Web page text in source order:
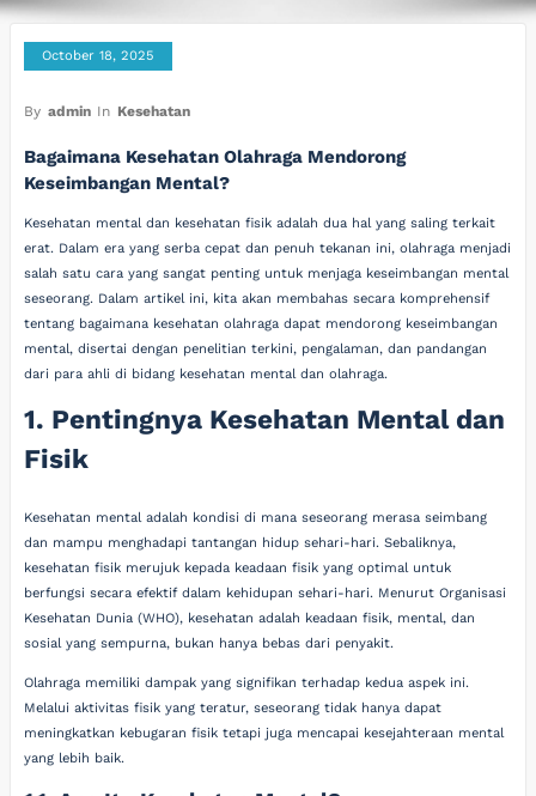
October 18, 2025
By admin In Kesehatan
Bagaimana Kesehatan Olahraga Mendorong
Keseimbangan Mental?
Kesehatan mental dan kesehatan fisik adalah dua hal yang saling terkait
erat. Dalam era yang serba cepat dan penuh tekanan ini, olahraga menjadi
salah satu cara yang sangat penting untuk menjaga keseimbangan mental
seseorang. Dalam artikel ini, kita akan membahas secara komprehensif
tentang bagaimana kesehatan olahraga dapat mendorong keseimbangan
mental, disertai dengan penelitian terkini, pengalaman, dan pandangan
dari para ahli di bidang kesehatan mental dan olahraga.
1. Pentingnya Kesehatan Mental dan
Fisik
Kesehatan mental adalah kondisi di mana seseorang merasa seimbang
dan mampu menghadapi tantangan hidup sehari-hari. Sebaliknya,
kesehatan fisik merujuk kepada keadaan fisik yang optimal untuk
berfungsi secara efektif dalam kehidupan sehari-hari. Menurut Organisasi
Kesehatan Dunia (WHO), kesehatan adalah keadaan fisik, mental, dan
sosial yang sempurna, bukan hanya bebas dari penyakit.
Olahraga memiliki dampak yang signifikan terhadap kedua aspek ini.
Melalui aktivitas fisik yang teratur, seseorang tidak hanya dapat
meningkatkan kebugaran fisik tetapi juga mencapai kesejahteraan mental
yang lebih baik.